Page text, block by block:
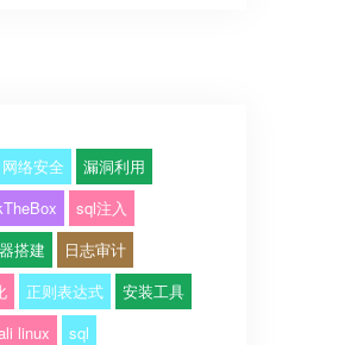
网络安全
漏洞利用
sql注入
搭建
日志审计
正则表达式
安装工具
linux
sql